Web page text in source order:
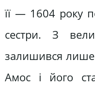
її — 1604 року
сестри. З
залишився
Амос і його